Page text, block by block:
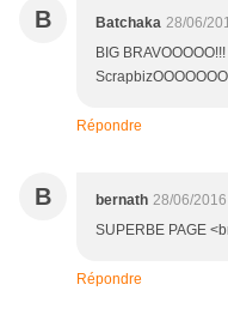
B Batchaka 28/06/
BIG
Répondre
B bernath 28/06/
SUPERBE PAGE
Répondre